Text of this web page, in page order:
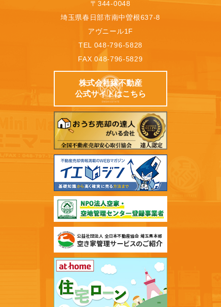
〒344-0048
埼玉県春日部市南中曽根637-8
アヴニール1F
TEL 048-796-5828
FAX 048-796-5829
株式会社縁不動産
公式サイトはこちら